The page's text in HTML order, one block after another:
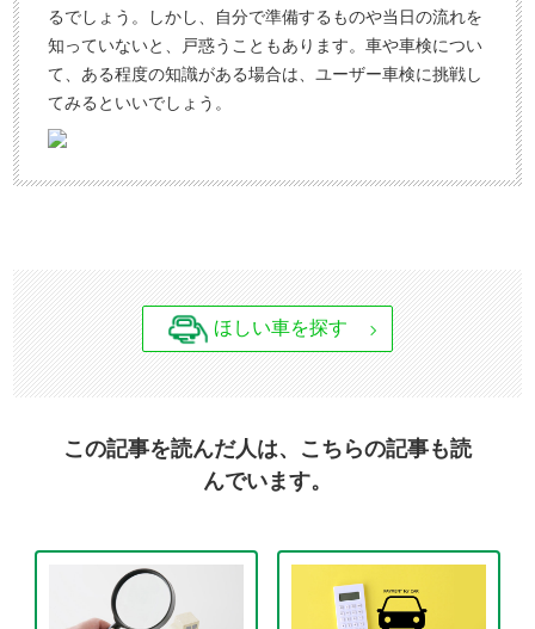
るでしょう。しかし、自分で準備するものや当日の流れを
知っていないと、戸惑うこともあります。車や車検につい
て、ある程度の知識がある場合は、ユーザー車検に挑戦し
てみるといいでしょう。
ほしい車を探す
この記事を読んだ人は、こちらの記事も読
んでいます。